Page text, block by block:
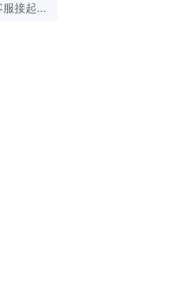
开始沟通